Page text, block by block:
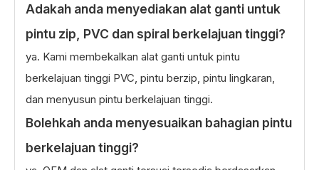
Adakah anda menyediakan alat ganti untuk
pintu zip, PVC dan spiral berkelajuan tinggi?
ya. Kami membekalkan alat ganti untuk pintu
berkelajuan tinggi PVC, pintu berzip, pintu lingkaran,
dan menyusun pintu berkelajuan tinggi.
Bolehkah anda menyesuaikan bahagian pintu
berkelajuan tinggi?